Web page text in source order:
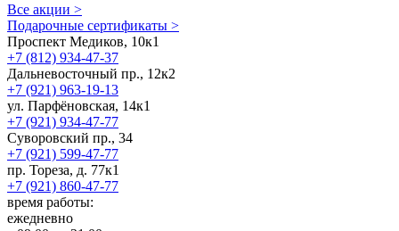
Все акции >
Подарочные сертификаты >
Проспект Медиков, 10к1
+7 (812) 934-47-37
Дальневосточный пр., 12к2
+7 (921) 963-19-13
ул. Парфёновская, 14к1
+7 (921) 934-47-77
Суворовский пр., 34
+7 (921) 599-47-77
пр. Тореза, д. 77к1
+7 (921) 860-47-77
время работы:
ежедневно